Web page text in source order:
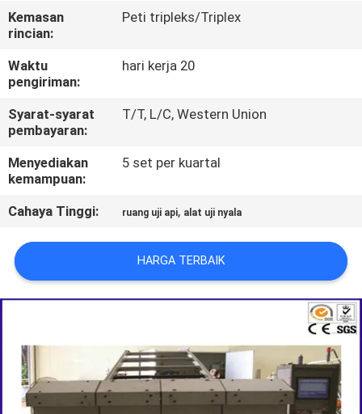
HUBUNGI
KAMI
BERITA
PERMINTAAN
PENAWARAN
SITEMAP
KEBIJAKAN
PRIVASI
Kemasan
rincian:
Peti tripleks/Triplex
Waktu
pengiriman:
hari kerja 20
Syarat-syarat
pembayaran:
T/T, L/C, Western Union
Menyediakan
kemampuan:
5 set per kuartal
Cahaya Tinggi: ruang uji api, alat uji nyala
HARGA TERBAIK